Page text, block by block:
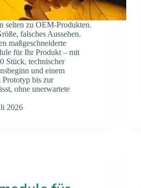
selten zu OEM-Produkten.
falsches Aussehen.
maßgeschneiderte
für Ihr Produkt – mit
Stück, technischer
und einem
Prototyp bis zur
ohne unerwartete
2026